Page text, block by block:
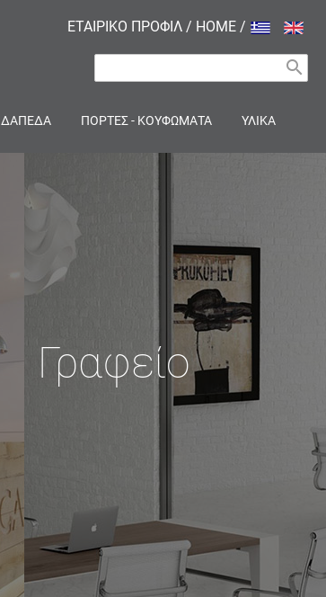
ΕΤΑΙΡΙΚΟ ΠΡΟΦΙΛ / HOME /
search
ΔΑΠΕΔΑ ΠΟΡΤΕΣ - ΚΟΥΦΩΜΑΤΑ ΥΛΙΚΑ
Γραφείο